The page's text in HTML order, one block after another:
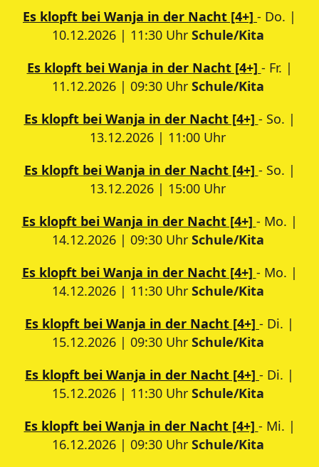
Es klopft bei Wanja in der Nacht [4+] - Do. |
10.12.2026 | 11:30 Uhr Schule/Kita
Es klopft bei Wanja in der Nacht [4+] - Fr. |
11.12.2026 | 09:30 Uhr Schule/Kita
Es klopft bei Wanja in der Nacht [4+] - So. |
13.12.2026 | 11:00 Uhr
Es klopft bei Wanja in der Nacht [4+] - So. |
13.12.2026 | 15:00 Uhr
Es klopft bei Wanja in der Nacht [4+] - Mo. |
14.12.2026 | 09:30 Uhr Schule/Kita
Es klopft bei Wanja in der Nacht [4+] - Mo. |
14.12.2026 | 11:30 Uhr Schule/Kita
Es klopft bei Wanja in der Nacht [4+] - Di. |
15.12.2026 | 09:30 Uhr Schule/Kita
Es klopft bei Wanja in der Nacht [4+] - Di. |
15.12.2026 | 11:30 Uhr Schule/Kita
Es klopft bei Wanja in der Nacht [4+] - Mi. |
16.12.2026 | 09:30 Uhr Schule/Kita